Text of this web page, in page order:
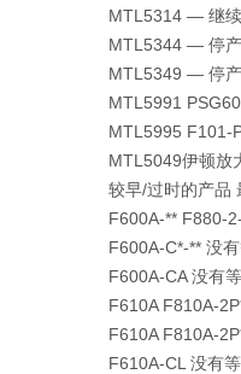
MTL5314 — 继
MTL5344 — 停
MTL5349 — 停
MTL5991
MTL5995
MTL5049伊顿放
较早/过时的产品
F600A-** F880-
F600A-C*-** 没
F600A-CA 没有
F610A F810A-
F610A F810A-
F610A-CL 没有